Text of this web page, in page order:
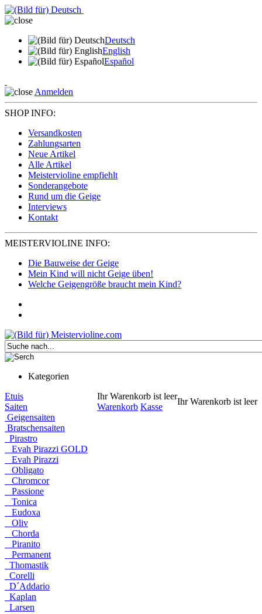
Deutsch
English
Español
Anmelden
SHOP INFO:
Versandkosten
Zahlungsarten
Neue Artikel
Alle Artikel
Meistervioline empfiehlt
Sonderangebote
Rund um die Geige
Interviews
Kontakt
MEISTERVIOLINE INFO:
Die Bauweise der Geige
Mein Kind will nicht Geige üben!
Welche Geigengröße braucht mein Kind?
Kategorien
Ihr Warenkorb ist leer
Warenkorb Kasse
Ihr Warenkorb ist leer
Etuis
Saiten
Geigensaiten
Bratschensaiten
Pirastro
Evah Pirazzi GOLD
Evah Pirazzi
Obligato
Chromcor
Passione
Tonica
Eudoxa
Oliv
Chorda
Piranito
Permanent
Thomastik
Corelli
D´Addario
Kaplan
Larsen